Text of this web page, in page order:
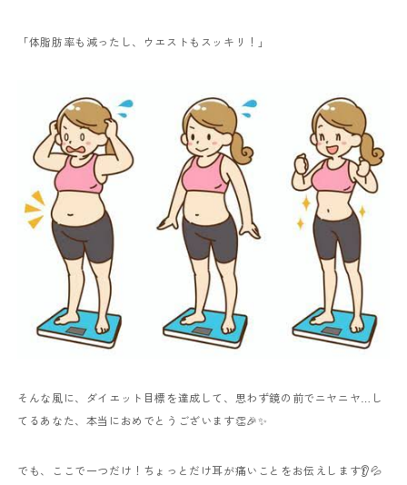
「体脂肪率も減ったし、ウエストもスッキリ！」
そんな風に、ダイエット目標を達成して、思わず鏡の前でニヤニヤ…し
てるあなた、本当におめでとうございます👏🎉✨
でも、ここで一つだけ！ちょっとだけ耳が痛いことをお伝えします👂💦